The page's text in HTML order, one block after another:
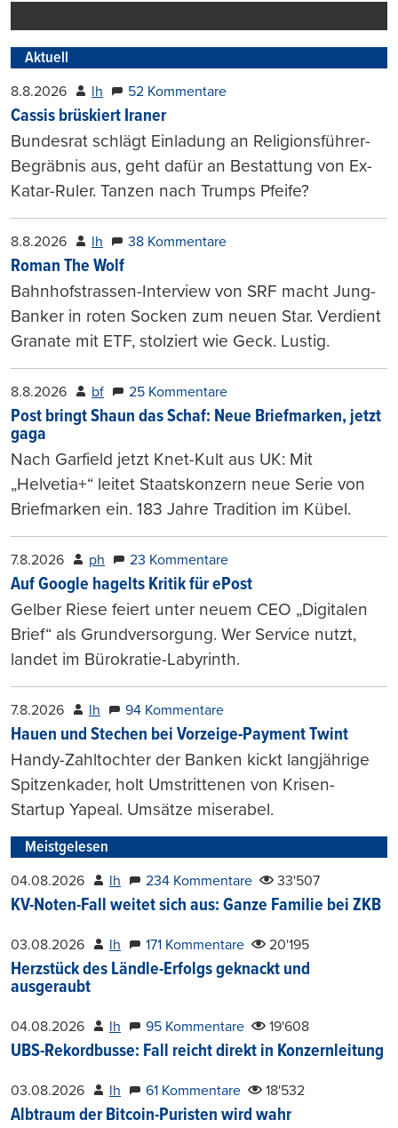
Aktuell
8.8.2026 lh 52 Kommentare
Cassis brüskiert Iraner
Bundesrat schlägt Einladung an Religionsführer-
Begräbnis aus, geht dafür an Bestattung von Ex-
Katar-Ruler. Tanzen nach Trumps Pfeife?
8.8.2026 lh 38 Kommentare
Roman The Wolf
Bahnhofstrassen-Interview von SRF macht Jung-
Banker in roten Socken zum neuen Star. Verdient
Granate mit ETF, stolziert wie Geck. Lustig.
8.8.2026 bf 25 Kommentare
Post bringt Shaun das Schaf: Neue Briefmarken, jetzt
gaga
Nach Garfield jetzt Knet-Kult aus UK: Mit
„Helvetia+“ leitet Staatskonzern neue Serie von
Briefmarken ein. 183 Jahre Tradition im Kübel.
7.8.2026 ph 23 Kommentare
Auf Google hagelts Kritik für ePost
Gelber Riese feiert unter neuem CEO „Digitalen
Brief“ als Grundversorgung. Wer Service nutzt,
landet im Bürokratie-Labyrinth.
7.8.2026 lh 94 Kommentare
Hauen und Stechen bei Vorzeige-Payment Twint
Handy-Zahltochter der Banken kickt langjährige
Spitzenkader, holt Umstrittenen von Krisen-
Startup Yapeal. Umsätze miserabel.
Meistgelesen
04.08.2026 lh 234 Kommentare 33'507
KV-Noten-Fall weitet sich aus: Ganze Familie bei ZKB
03.08.2026 lh 171 Kommentare 20'195
Herzstück des Ländle-Erfolgs geknackt und
ausgeraubt
04.08.2026 lh 95 Kommentare 19'608
UBS-Rekordbusse: Fall reicht direkt in Konzernleitung
03.08.2026 lh 61 Kommentare 18'532
Albtraum der Bitcoin-Puristen wird wahr